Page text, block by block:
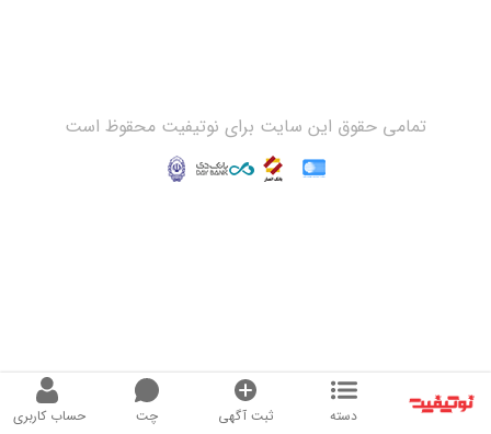
دسته ثبت آگهی چت حساب کاربری
تمامی حقوق این سایت برای نوتیفیت محقوظ است